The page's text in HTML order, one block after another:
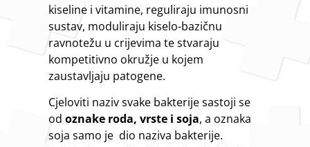
kiseline i vitamine, reguliraju imunosni
sustav, moduliraju kiselo-bazičnu
ravnotežu u crijevima te stvaraju
kompetitivno okružje u kojem
zaustavljaju patogene.
Cjeloviti naziv svake bakterije sastoji se
odoznake roda, vrste i soja, a oznaka
soja samo je dio naziva bakterije.